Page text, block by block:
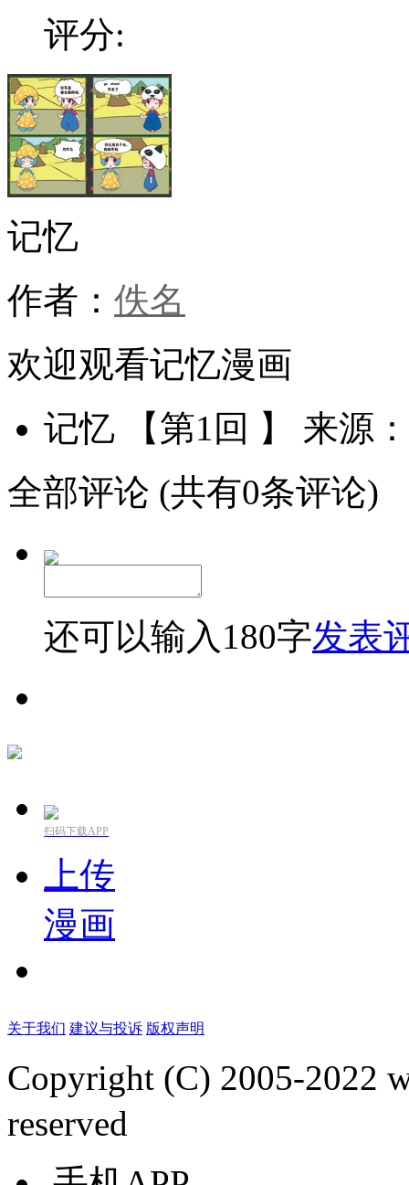
评分:
记忆
作者： 佚名
欢迎观看记忆漫画
记忆 【第1回 】
来源
全部评论 (共有0条评论)
还可以输入 180字发表
扫码下载APP
上传
漫画
关于我们 建议与投诉 版权声明
Copyright (C) 2005-2022
reserved